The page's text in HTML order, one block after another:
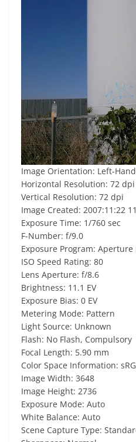
Image Orientation: Left-
Horizontal Resolution: 72 dpi
Vertical Resolution: 72 dpi
Image Created: 2007:11:22
Exposure Time: 1/760 sec
F-Number: f/9.0
Exposure Program:
ISO Speed Rating: 80
Lens Aperture: f/8.6
Brightness: 11.1 EV
Exposure Bias: 0 EV
Metering Mode: Pattern
Light Source: Unknown
Flash: No Flash, Compulsory
Focal Length: 5.90 mm
Color Space Information:
Image Width: 3648
Image Height: 2736
Exposure Mode: Auto
White Balance: Auto
Scene Capture Type: